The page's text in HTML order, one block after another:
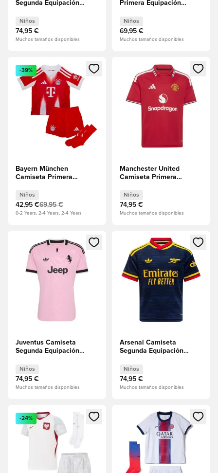
Segunda Equipación
Niños
74,95 €
Muchos tamaños disponibles
Primera Equipación
Niños
69,95 €
Muchos tamaños disponibles
Abre un modal para iniciar sesión o registrarse como
-39%
Bayern München
Camiseta Primera
Minikit Niños
Niños
42,95 €69,95 €
0-2 Years, 2-4 Years, 2-4 Years
Abre un modal para iniciar
Manchester United
Camiseta Primera
Niños
Niños
74,95 €
Muchos tamaños disponibles
Abre un modal para iniciar sesión o registrarse como
Juventus Camiseta
Segunda Equipación
Niños
74,95 €
Muchos tamaños disponibles
Abre un modal para iniciar
Arsenal Camiseta
Segunda Equipación
Niños
74,95 €
Muchos tamaños disponibles
Abre un modal para iniciar sesión o registrarse como
-24%
Abre un modal para iniciar